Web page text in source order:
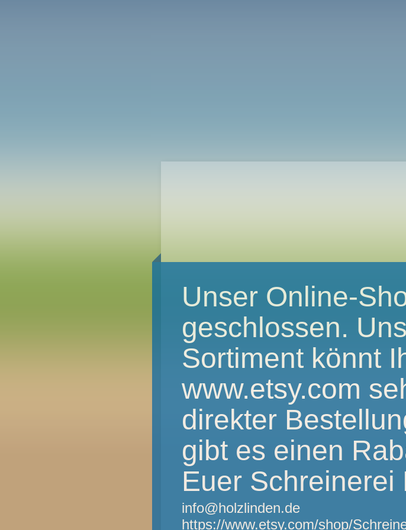
Unser Online-
geschlossen.
Sortiment könnt
www.etsy.com
direkter
gibt es einen
Euer Schreinerei
info@holzlinden.de
https://www.etsy.com/shop/